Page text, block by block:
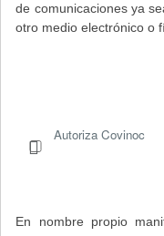
de comunicaciones ya
otro medio electrónico o
Autoriza Covinoc
En nombre propio